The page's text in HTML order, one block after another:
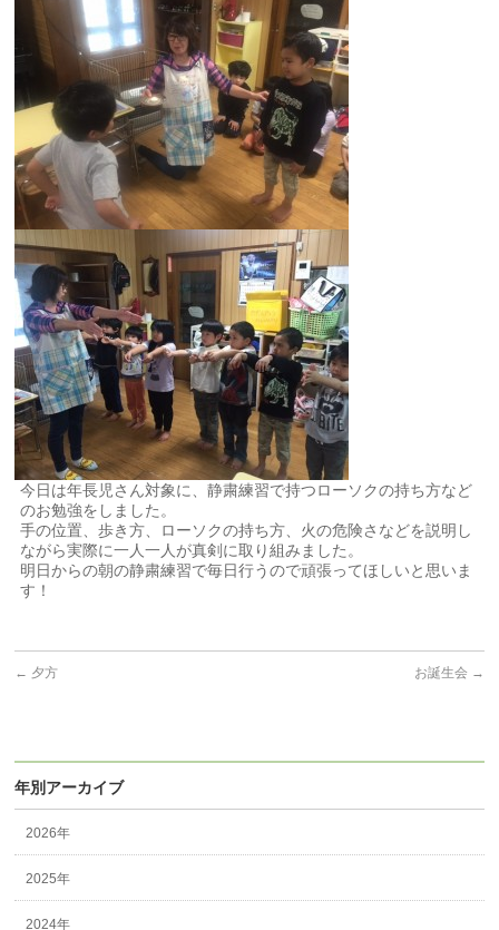
今日は年長児さん対象に、静粛練習で持つローソクの持ち方など
のお勉強をしました。
手の位置、歩き方、ローソクの持ち方、火の危険さなどを説明し
ながら実際に一人一人が真剣に取り組みました。
明日からの朝の静粛練習で毎日行うので頑張ってほしいと思いま
す！
← 夕方 お誕生会 →
年別アーカイブ
2026年
2025年
2024年